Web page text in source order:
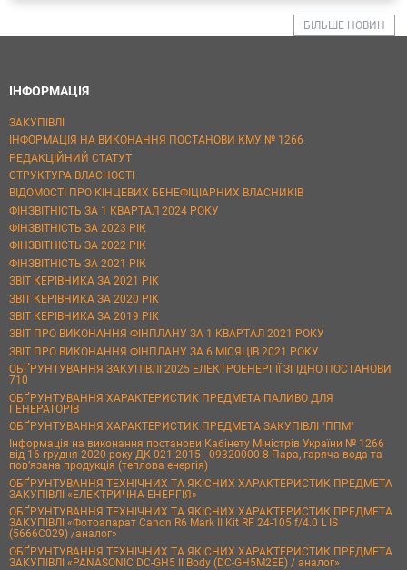
БІЛЬШЕ НОВИН
ІНФОРМАЦІЯ
ЗАКУПІВЛІ
ІНФОРМАЦІЯ НА ВИКОНАННЯ ПОСТАНОВИ КМУ № 1266
РЕДАКЦІЙНИЙ СТАТУТ
СТРУКТУРА ВЛАСНОСТІ
ВІДОМОСТІ ПРО КІНЦЕВИХ БЕНЕФІЦІАРНИХ ВЛАСНИКІВ
ФІНЗВІТНІСТЬ ЗА 1 КВАРТАЛ 2024 РОКУ
ФІНЗВІТНІСТЬ ЗА 2023 РІК
ФІНЗВІТНІСТЬ ЗА 2022 РІК
ФІНЗВІТНІСТЬ ЗА 2021 РІК
ЗВІТ КЕРІВНИКА ЗА 2021 РІК
ЗВІТ КЕРІВНИКА ЗА 2020 РІК
ЗВІТ КЕРІВНИКА ЗА 2019 РІК
ЗВІТ ПРО ВИКОНАННЯ ФІНПЛАНУ ЗА 1 КВАРТАЛ 2021 РОКУ
ЗВІТ ПРО ВИКОНАННЯ ФІНПЛАНУ ЗА 6 МІСЯЦІВ 2021 РОКУ
ОБҐРУНТУВАННЯ ЗАКУПІВЛІ 2025 ЕЛЕКТРОЕНЕРГІЇ ЗГІДНО ПОСТАНОВИ
710
ОБҐРУНТУВАННЯ ХАРАКТЕРИСТИК ПРЕДМЕТА ПАЛИВО ДЛЯ
ГЕНЕРАТОРІВ
ОБҐРУНТУВАННЯ ХАРАКТЕРИСТИК ПРЕДМЕТА ЗАКУПІВЛІ "ППМ"
Інформація на виконання постанови Кабінету Міністрів України № 1266
від 16 грудня 2020 року ДК 021:2015 - 09320000-8 Пара, гаряча вода та
пов’язана продукція (теплова енергія)
ОБҐРУНТУВАННЯ ТЕХНІЧНИХ ТА ЯКІСНИХ ХАРАКТЕРИСТИК ПРЕДМЕТА
ЗАКУПІВЛІ «ЕЛЕКТРИЧНА ЕНЕРГІЯ»
ОБҐРУНТУВАННЯ ТЕХНІЧНИХ ТА ЯКІСНИХ ХАРАКТЕРИСТИК ПРЕДМЕТА
ЗАКУПІВЛІ «Фотоапарат Canon R6 Mark II Kit RF 24-105 f/4.0 L IS
(5666C029) /аналог»
ОБҐРУНТУВАННЯ ТЕХНІЧНИХ ТА ЯКІСНИХ ХАРАКТЕРИСТИК ПРЕДМЕТА
ЗАКУПІВЛІ «PANASONIC DC-GH5 II Body (DC-GH5M2EE) / аналог»